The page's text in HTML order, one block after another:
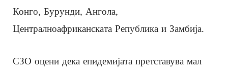
Конго, Бурунди, Ангола,
Централноафриканската Република и Замбија.
СЗО оцени дека епидемијата претставува мал